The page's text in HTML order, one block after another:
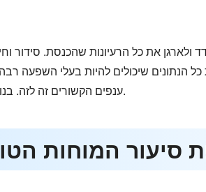
ולארגן את כל הרעיונות שהכנסת. סידור
הנתונים שיכולים להיות בעלי השפעה
ענפים הקשורים זה לזה. בנוסף, אתה יכול למספר את הענפים לפי חשיבותם.